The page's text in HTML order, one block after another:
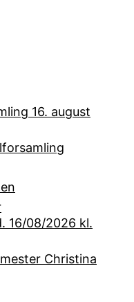
16. august
16/08/2026 kl.
Christina